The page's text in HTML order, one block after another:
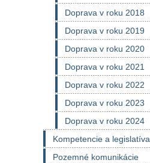
Doprava v roku 2018
Doprava v roku 2019
Doprava v roku 2020
Doprava v roku 2021
Doprava v roku 2022
Doprava v roku 2023
Doprava v roku 2024
Kompetencie a legislatíva
Pozemné komunikácie